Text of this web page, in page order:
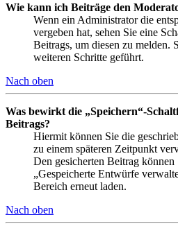
Wie kann ich Beiträge den
Wenn ein Administrator die
vergeben hat, sehen Sie eine
Beitrags, um diesen zu melden.
weiteren Schritte geführt.
Nach oben
Was bewirkt die „Speichern“-
Beitrags?
Hiermit können Sie die
zu einem späteren Zeitpunkt
Den gesicherten Beitrag
„Gespeicherte Entwürfe
Bereich erneut laden.
Nach oben